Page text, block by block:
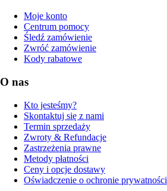
Moje konto
Centrum pomocy
Śledź zamówienie
Zwróć zamówienie
Kody rabatowe
O nas
Kto jesteśmy?
Skontaktuj się z nami
Termin sprzedaży
Zwroty & Refundacje
Zastrzeżenia prawne
Metody płatności
Ceny i opcje dostawy
Oświadczenie o ochronie prywatności